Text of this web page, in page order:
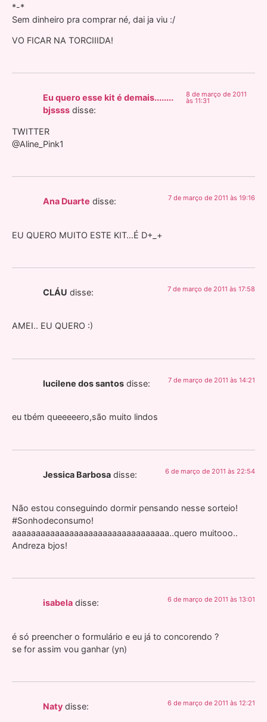
*-*
Sem dinheiro pra comprar né, dai ja viu :/
VO FICAR NA TORCIIIDA!
Eu quero esse kit é demais........
bjssss disse:
8 de março de 2011
às 11:31
TWITTER
@Aline_Pink1
Ana Duarte disse: 7 de março de 2011 às 19:16
EU QUERO MUITO ESTE KIT…É D+_+
CLÁU disse: 7 de março de 2011 às 17:58
AMEI.. EU QUERO :)
lucilene dos santos disse: 7 de março de 2011 às 14:21
eu tbém queeeeero,são muito lindos
Jessica Barbosa disse: 6 de março de 2011 às 22:54
Não estou conseguindo dormir pensando nesse sorteio!
#Sonhodeconsumo!
aaaaaaaaaaaaaaaaaaaaaaaaaaaaaaaaa..quero muitooo..
Andreza bjos!
isabela disse: 6 de março de 2011 às 13:01
é só preencher o formulário e eu já to concorendo ?
se for assim vou ganhar (yn)
Naty disse: 6 de março de 2011 às 12:21